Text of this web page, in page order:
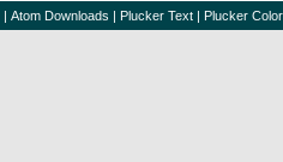
| Atom Downloads | Plucker Text | Plucker Color